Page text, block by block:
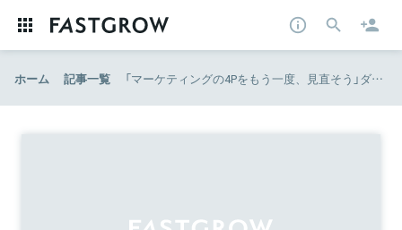
ホーム 記事一覧 「マーケティングの4Pをもう一度、見直そう」ダイキン工業 片山義丈氏が、そう語る理由 | Agenda note (アジェンダノート)